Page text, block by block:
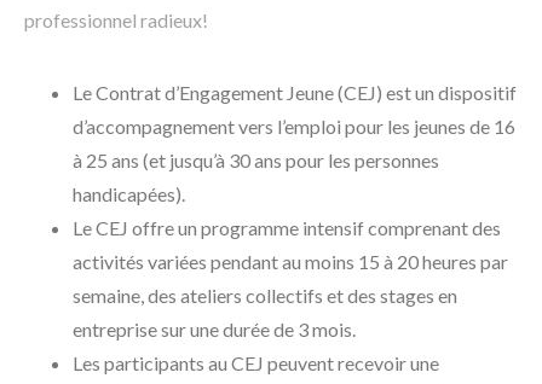
professionnel radieux!
Le Contrat d’Engagement Jeune (CEJ) est un dispositif
d’accompagnement vers l’emploi pour les jeunes de 16
à 25 ans (et jusqu’à 30 ans pour les personnes
handicapées).
Le CEJ offre un programme intensif comprenant des
activités variées pendant au moins 15 à 20 heures par
semaine, des ateliers collectifs et des stages en
entreprise sur une durée de 3 mois.
Les participants au CEJ peuvent recevoir une